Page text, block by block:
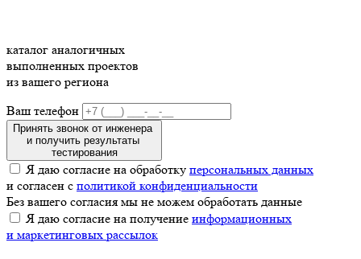
каталог аналогичных
выполненных проектов
из вашего региона
Ваш телефон
Принять звонок от инженера
и получить результаты
тестирования
Я даю согласие на обработку персональных данных
и согласен с политикой конфиденциальности
Без вашего согласия мы не можем обработать данные
Я даю согласие на получение информационных
и маркетинговых рассылок